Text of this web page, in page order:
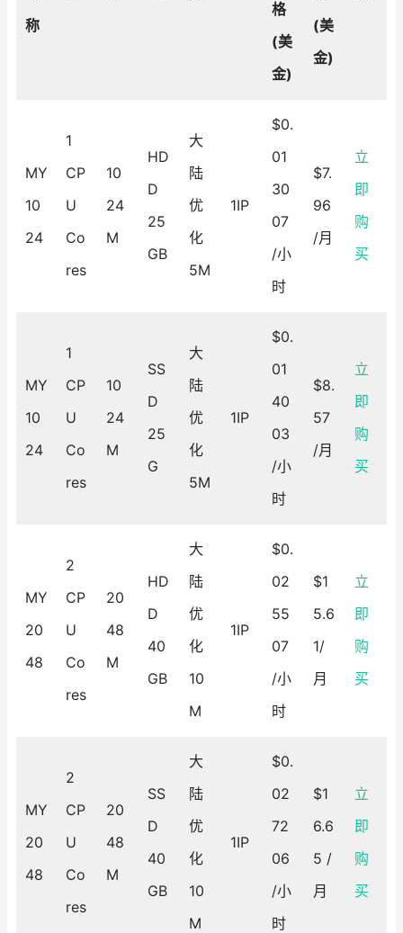
称
格
(美
金)
(美
金)
MY
10
24
1
CP
U
Co
res
10
24
M
HD
D
25
GB
大
陆
优
化
5M
1IP
$0.
01
30
07
/小
时
$7.
96
/月
立
即
购
买
MY
10
24
1
CP
U
Co
res
10
24
M
SS
D
25
G
大
陆
优
化
5M
1IP
$0.
01
40
03
/小
时
$8.
57
/月
立
即
购
买
MY
20
48
2
CP
U
Co
res
20
48
M
HD
D
40
GB
大
陆
优
化
10
M
1IP
$0.
02
55
07
/小
时
$1
5.6
1/
月
立
即
购
买
MY
20
48
2
CP
U
Co
res
20
48
M
SS
D
40
GB
大
陆
优
化
10
M
1IP
$0.
02
72
06
/小
时
$1
6.6
5 /
月
立
即
购
买